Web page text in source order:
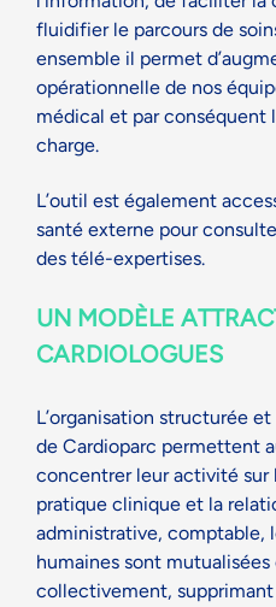
fluidifier le parcours de
ensemble il permet
opérationnelle de nos
médical et par conséquent
charge.
L’outil est également
santé externe pour
des télé-expertises.
UN MODÈLE
CARDIOLOGUES
L’organisation structurée
de Cardioparc permettent
concentrer leur activité
pratique clinique et la
administrative, comptable,
humaines sont
collectivement,